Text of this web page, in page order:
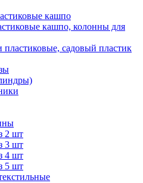
кашпо
кашпо, колонны для
садовый пластик
2 шт
3 шт
4 шт
5 шт